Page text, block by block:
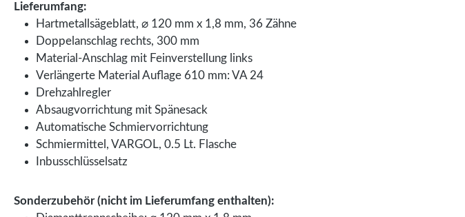
Lieferumfang:
Hartmetallsägeblatt, ⌀ 120 mm x 1,8 mm, 36 Zähne
Doppelanschlag rechts, 300 mm
Material-Anschlag mit Feinverstellung links
Verlängerte Material Auflage 610 mm: VA 24
Drehzahlregler
Absaugvorrichtung mit Spänesack
Automatische Schmiervorrichtung
Schmiermittel, VARGOL, 0.5 Lt. Flasche
Inbusschlüsselsatz
Sonderzubehör (nicht im Lieferumfang enthalten):